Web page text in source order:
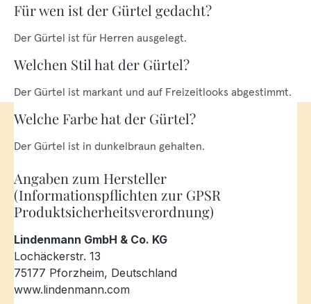
Für wen ist der Gürtel gedacht?
Der Gürtel ist für Herren ausgelegt.
Welchen Stil hat der Gürtel?
Der Gürtel ist markant und auf Freizeitlooks abgestimmt.
Welche Farbe hat der Gürtel?
Der Gürtel ist in dunkelbraun gehalten.
Angaben zum Hersteller
(Informationspflichten zur GPSR
Produktsicherheitsverordnung)
Lindenmann GmbH & Co. KG
Lochäckerstr. 13
75177 Pforzheim, Deutschland
www.lindenmann.com